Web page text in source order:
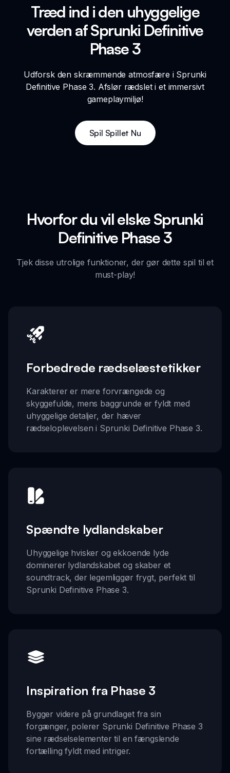
Træd ind i den uhyggelige
verden af Sprunki Definitive
Phase 3
Udforsk den skræmmende atmosfære i Sprunki
Definitive Phase 3. Afslør rædslet i et immersivt
gameplaymiljø!
Spil Spillet Nu
Hvorfor du vil elske Sprunki
Definitive Phase 3
Tjek disse utrolige funktioner, der gør dette spil til et
must-play!
Forbedrede rædselæstetikker
Karakterer er mere forvrængede og
skyggefulde, mens baggrunde er fyldt med
uhyggelige detaljer, der hæver
rædseloplevelsen i Sprunki Definitive Phase 3.
Spændte lydlandskaber
Uhyggelige hvisker og ekkoende lyde
dominerer lydlandskabet og skaber et
soundtrack, der legemliggør frygt, perfekt til
Sprunki Definitive Phase 3.
Inspiration fra Phase 3
Bygger videre på grundlaget fra sin
forgænger, polerer Sprunki Definitive Phase 3
sine rædselselementer til en fængslende
fortælling fyldt med intriger.